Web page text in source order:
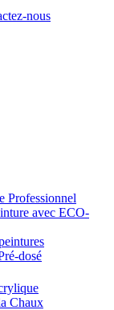
nous
Professionnel
avec ECO-
dosé
Chaux